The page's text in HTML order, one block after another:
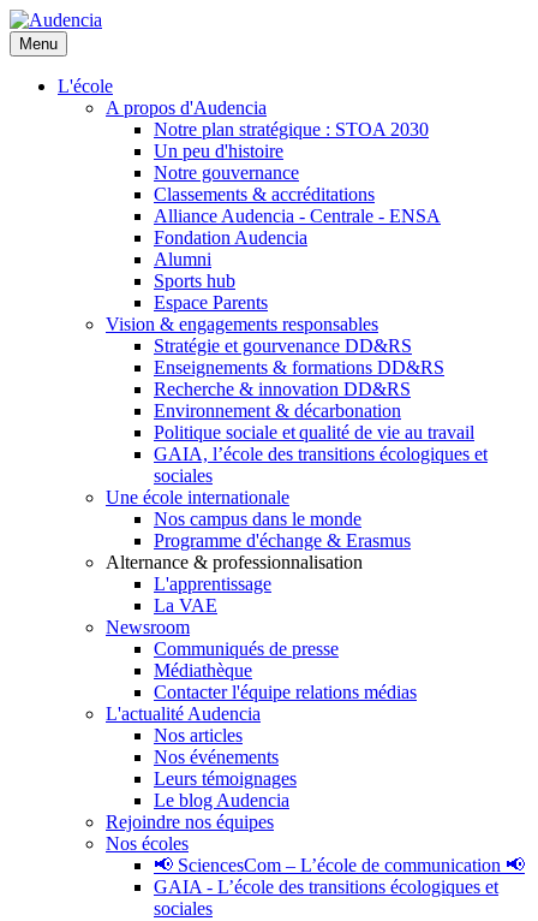
Aller
au
contenu
principal
Menu
L'école
A propos d'Audencia
Notre plan stratégique : STOA 2030
Un peu d'histoire
Notre gouvernance
Classements & accréditations
Alliance Audencia - Centrale - ENSA
Fondation Audencia
Alumni
Sports hub
Espace Parents
Vision & engagements responsables
Stratégie et gourvenance DD&RS
Enseignements & formations DD&RS
Recherche & innovation DD&RS
Environnement & décarbonation
Politique sociale et qualité de vie au travail
GAIA, l’école des transitions écologiques et
sociales
Une école internationale
Nos campus dans le monde
Programme d'échange & Erasmus
Alternance & professionnalisation
L'apprentissage
La VAE
Newsroom
Communiqués de presse
Médiathèque
Contacter l'équipe relations médias
L'actualité Audencia
Nos articles
Nos événements
Leurs témoignages
Le blog Audencia
Rejoindre nos équipes
Nos écoles
📢 SciencesCom – L’école de communication 📢
GAIA - L’école des transitions écologiques et
sociales